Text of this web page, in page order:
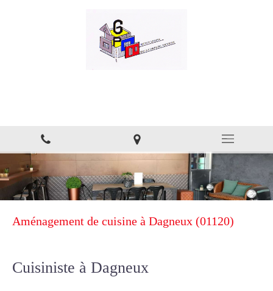
Aménagement de cuisine à Dagneux (01120)
Cuisiniste à Dagneux